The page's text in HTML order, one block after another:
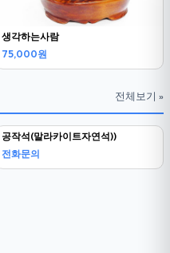
생각하는사람
75,000원
전체보기 »